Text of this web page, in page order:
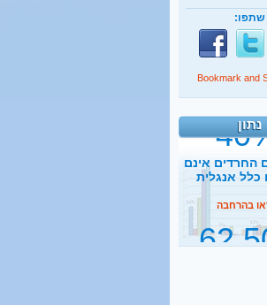
שתפו:
נתון
בהרחבה
ישיבות בהסדר
השירות
בהרחבה